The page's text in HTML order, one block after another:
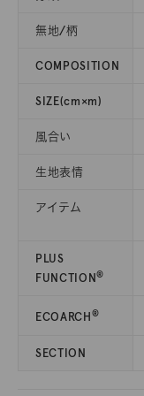
無地/柄
COMPOSITION
SIZE(cm×m)
風合い
生地表情
アイテム
PLUS
FUNCTION®
ECOARCH®
SECTION